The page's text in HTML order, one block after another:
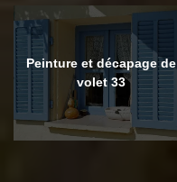
Peinture et décapage de
volet 33